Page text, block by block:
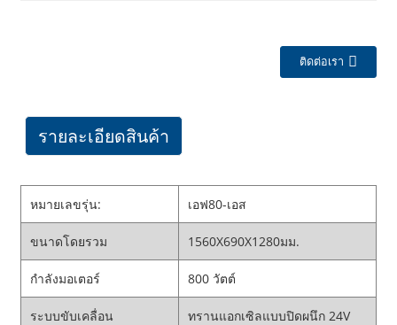
ติดต่อเรา
รายละเอียดสินค้า
หมายเลขรุ่น: เอฟ80-เอส
ขนาดโดยรวม 1560X690X1280มม.
กำลังมอเตอร์ 800 วัตต์
ระบบขับเคลื่อน ทรานแอกเซิลแบบปิดผนึก 24V